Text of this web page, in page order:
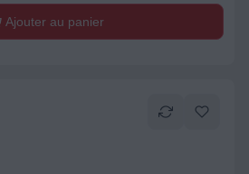
Ajouter au panier